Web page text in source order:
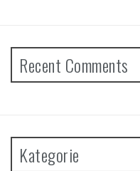
Recent Comments
Kategorie